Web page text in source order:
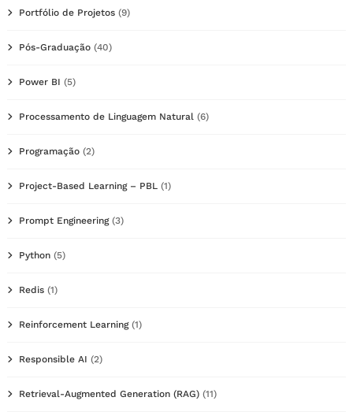
Portfólio de Projetos (9)
Pós-Graduação (40)
Power BI (5)
Processamento de Linguagem Natural (6)
Programação (2)
Project-Based Learning – PBL (1)
Prompt Engineering(3)
Python (5)
Redis (1)
Reinforcement Learning(1)
Responsible AI (2)
Retrieval-Augmented Generation (RAG) (11)